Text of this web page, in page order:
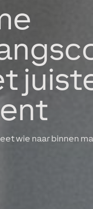
wie naar binnen